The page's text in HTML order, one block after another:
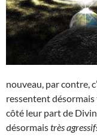
nouveau, par contre,
ressentent
côté leur part de
désormaistrès